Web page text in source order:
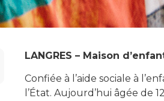
LANGRES – Maison
Confiée à l’aide sociale à
l’État. Aujourd’hui âgée de